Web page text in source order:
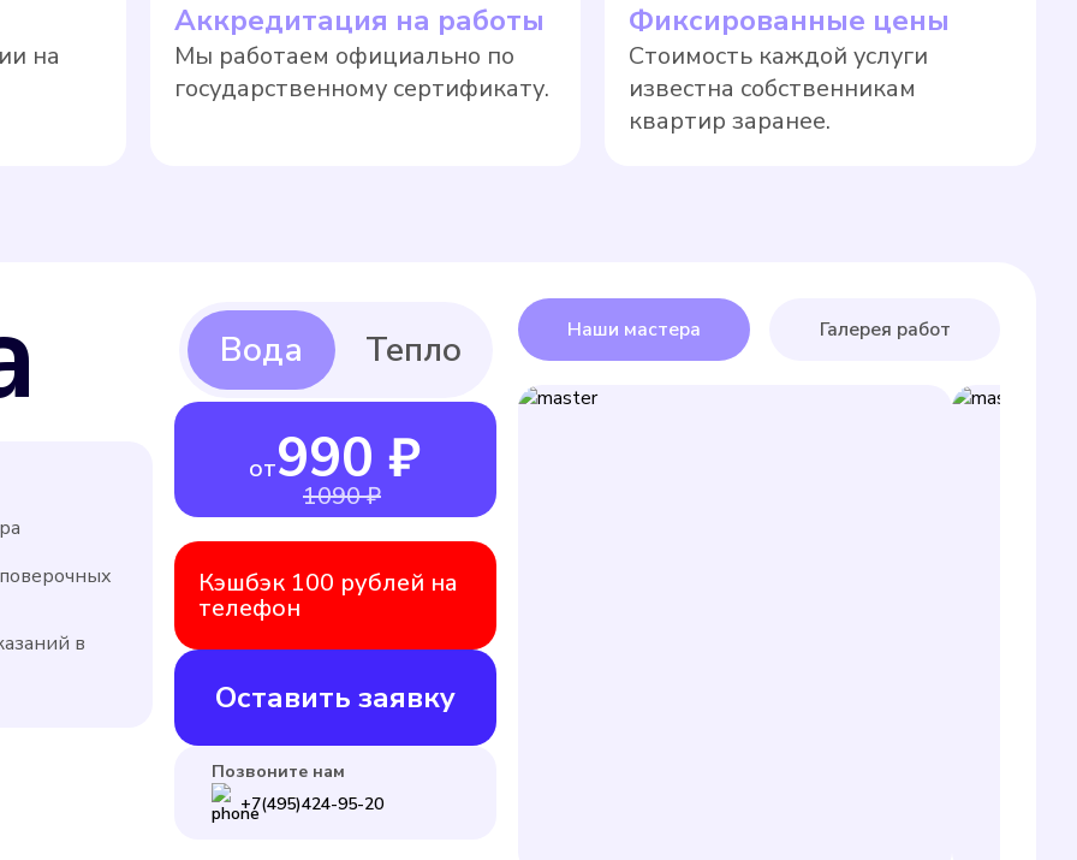
на
Аккредитация на работы
Мы работаем официально по
государственному сертификату.
Фиксированные цены
Стоимость каждой услуги
известна собственникам
квартир заранее.
в
от990 ₽
1090 ₽
Кэшбэк 100 рублей на
телефон
Оставить заявку
Позвоните нам
+7(495)424-95-20
Наши мастера Галерея работ